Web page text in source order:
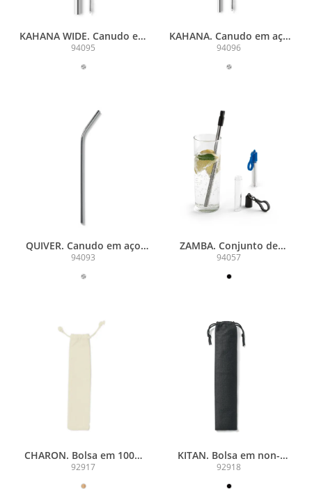
KAHANA WIDE. Canudo em
aço inox com escova de
94095
KAHANA. Canudo em aço
inox com escova de
94096
QUIVER. Canudo em aço
inox
94093
ZAMBA. Conjunto de
canudo em aço inox e
94057
CHARON. Bolsa em 100%
algodão (140 g/m²)
92917
KITAN. Bolsa em non-
woven (80 g/m²)
92918